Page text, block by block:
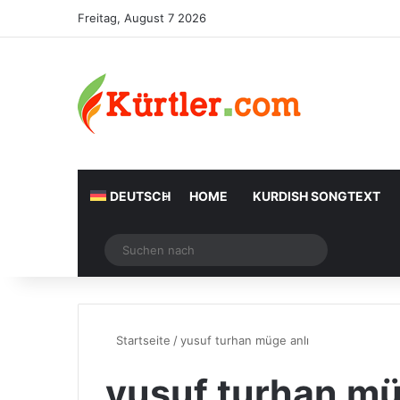
Freitag, August 7 2026
DEUTSCH HOME KURDISH SONGTEXT
Zufälliger Artikel
nach
Startseite /yusuf turhan müge anlı